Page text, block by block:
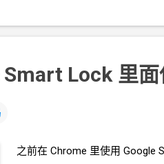
环 回龙观，带厨卫的单间也要￥
地方，住下来。
Smart Lock 里
之前在 Chrome 里使用 Google